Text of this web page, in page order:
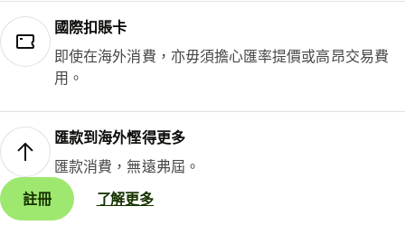
國際扣賬卡
即使在海外消費，亦毋須擔心匯率提價或高昂交易費
用。
匯款到海外慳得更多
匯款消費，無遠弗屆。
註冊
了解更多